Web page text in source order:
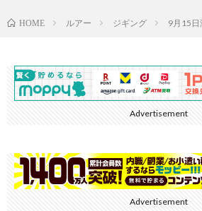
HOME ルアー ジギング 9月15
Advertisement
Advertisement